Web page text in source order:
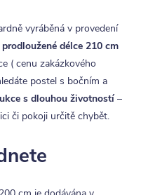
vyráběná v provedení
prodloužené délce 210 cm
( cenu zakázkového
postel s bočním a
s dlouhou životností –
či pokoji určitě chybět.